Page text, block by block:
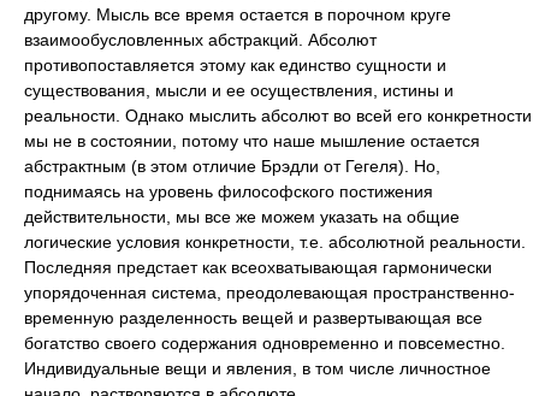
другому. Мысль все время остается в порочном круге
взаимообусловленных абстракций. Абсолют
противопоставляется этому как единство сущности и
существования, мысли и ее осуществления, истины и
реальности. Однако мыслить абсолют во всей его конкретности
мы не в состоянии, потому что наше мышление остается
абстрактным (в этом отличие Брэдли от Гегеля). Но,
поднимаясь на уровень философского постижения
действительности, мы все же можем указать на общие
логические условия конкретности, т.е. абсолютной реальности.
Последняя предстает как всеохватывающая гармонически
упорядоченная система, преодолевающая пространственно-
временную разделенность вещей и развертывающая все
богатство своего содержания одновременно и повсеместно.
Индивидуальные вещи и явления, в том числе личностное